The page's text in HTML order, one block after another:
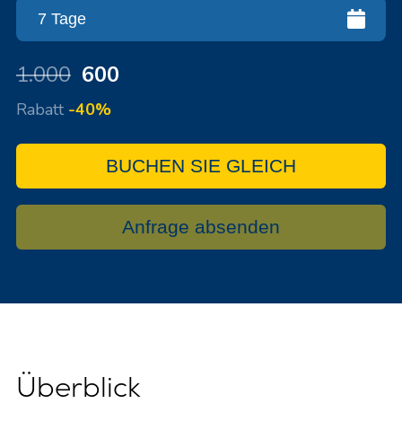
1.000 600
Rabatt -40%
BUCHEN SIE GLEICH
Anfrage absenden
Überblick